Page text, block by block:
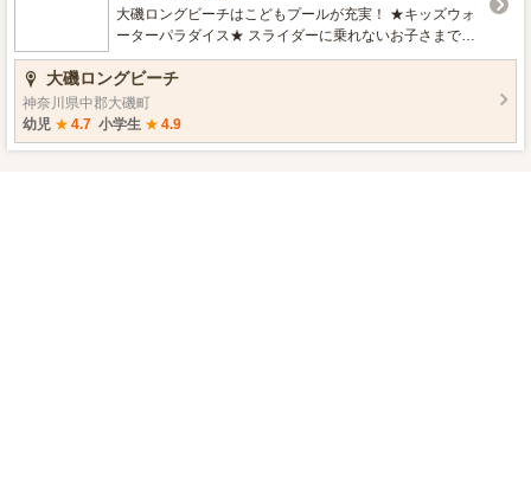
大磯ロングビーチはこどもプールが充実！ ★キッズウォ
ーターパラダイス★ スライダーに乗れないお子さまで
も、この大滑り台なら大丈夫！ 緩やかな傾斜の大滑り台
に２種類の遊具「びっくりバケツ」と 「ウォーターシュ
ーター」を盛り込んだお子さま向けスライダーです。 ■利
用規定：対象年齢３才以上～小学生以下（身長125cm未
満）となります。 ★波のプールはこどもエリアも★ 波の
大磯ロングビーチ
神奈川県中郡大磯町
幼児 ★ 4.7 小学生 ★ 4.9